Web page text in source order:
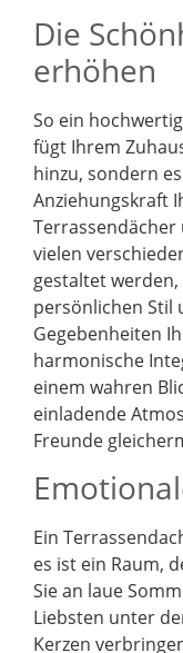
Die
erhöhen
So ein
fügt Ihrem
hinzu, sondern
Anziehungskraft
vielen
gestaltet
persönlichen Stil
Gegebenheiten
harmonische
einem wahren
einladende
Freunde
Ein
es ist ein Raum,
Sie an laue
Liebsten unter
Kerzen